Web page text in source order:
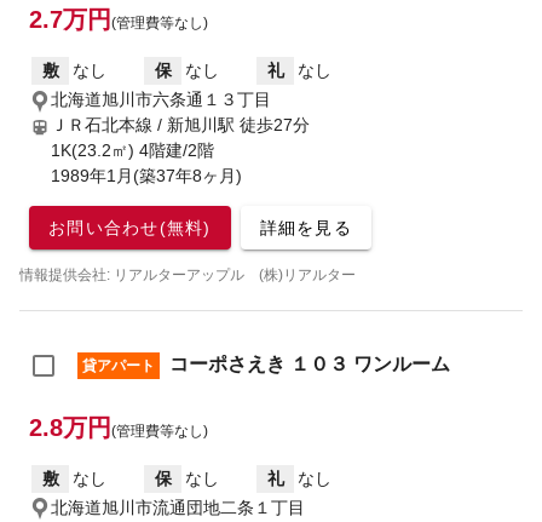
2.7万円 (管理費等なし)
敷 なし 保 なし 礼
なし
北海道旭川市六条通１３丁目
ＪＲ石北本線 / 新旭川駅 徒歩27分
1K(23.2㎡) 4階建/2階
1989年1月(築37年8ヶ月)
お問い合わせ(無料) 詳細を見る
情報提供会社: リアルターアップル (株)リアルター
貸アパート コーポさえき １０３ ワンルーム
2.8万円 (管理費等なし)
敷 なし 保 なし 礼
なし
北海道旭川市流通団地二条１丁目